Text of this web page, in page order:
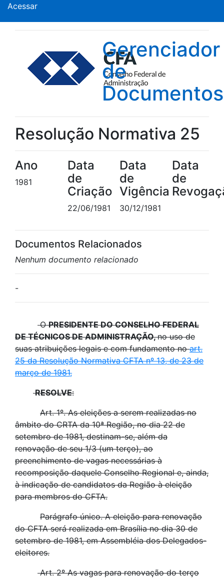
Acessar
Gerenciador
de
Documentos
Resolução Normativa 25
Ano
1981
Data
de
Criação
22/06/1981
Data
de
Vigência
30/12/1981
Data
de
Documentos Relacionados
Nenhum documento relacionado
-
OPRESIDENTE DO CONSELHO FEDERAL
DE TÉCNICOS DE ADMINISTRAÇÃO,no uso de
suas atribuições legais e com fundamento noart.
25 da Resolução Normativa CFTA nº 13, de 23 de
março de 1981,
RESOLVE:
Art. 1º. As eleições a serem realizadas no
âmbito do CRTA da 10ª Região, no dia 22 de
setembro de 1981, destinam-se, além da
renovação de seu 1/3 (um terço), ao
preenchimento de vagas necessárias à
recomposição daquele Conselho Regional e, ainda,
à indicação de candidatos da Região à eleição
para membros do CFTA.
Parágrafo único. A eleição para renovação
do CFTA será realizada em Brasília no dia 30 de
setembro de 1981, em Assembléia dos Delegados-
eleitores.
Art. 2º As vagas para renovação do terço